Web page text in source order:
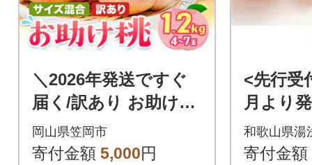
＼2026年発送ですぐ
届く/訳あり お助け桃
約1.2kg《6月下旬-9月
上旬頃出荷》笠岡市
岡山県笠岡市
寄付金額 5,000円
<先行受
月より
有田み
和歌山県湯
寄付金額